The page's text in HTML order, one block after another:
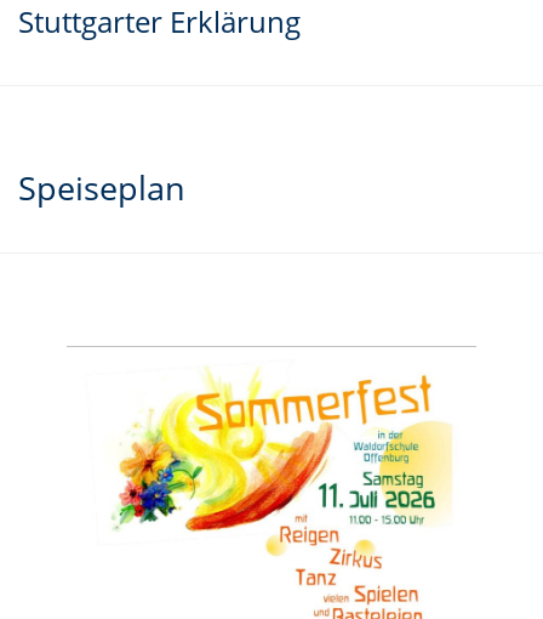
Stuttgarter Erklärung
Speiseplan